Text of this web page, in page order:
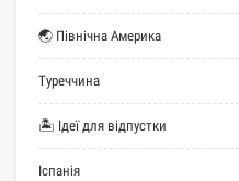
🌏 Північна Америка
Туреччина
🏝 Ідеї для відпустки
Іспанія